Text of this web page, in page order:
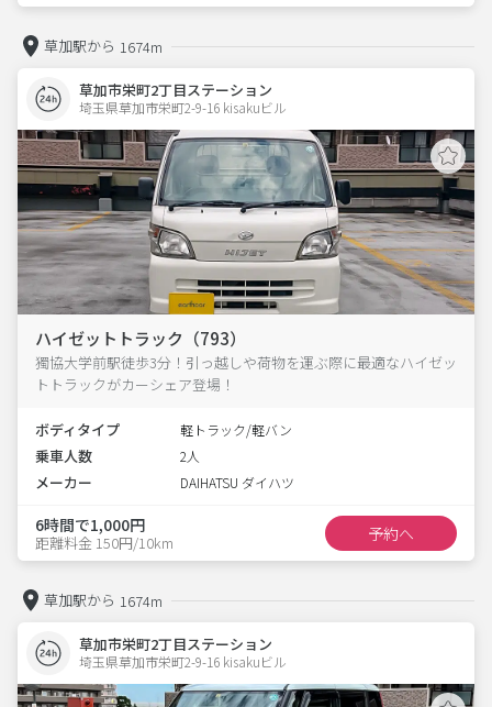
草加駅から 1674m
草加市栄町2丁目ステーション
埼玉県草加市栄町2-9-16 kisakuビル
ハイゼットトラック（793）
獨協大学前駅徒歩3分！引っ越しや荷物を運ぶ際に最適なハイゼッ
トトラックがカーシェア登場！
ボディタイプ 軽トラック/軽バン
乗車人数 2人
メーカー DAIHATSU ダイハツ
6時間で1,000円
距離料金 150円/10km 予約へ
草加駅から 1674m
草加市栄町2丁目ステーション
埼玉県草加市栄町2-9-16 kisakuビル